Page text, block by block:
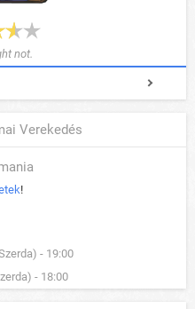
not.
Verekedés
!
- 19:00
- 18:00